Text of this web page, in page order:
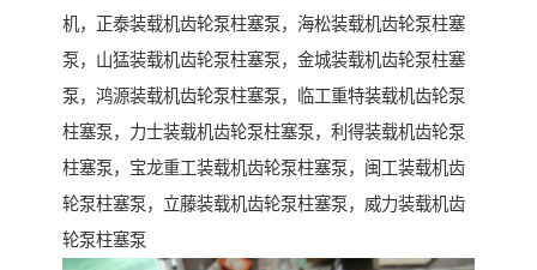
机，正泰装载机齿轮泵柱塞泵，海松装载机齿轮泵柱塞
泵，山猛装载机齿轮泵柱塞泵，金城装载机齿轮泵柱塞
泵，鸿源装载机齿轮泵柱塞泵，临工重特装载机齿轮泵
柱塞泵，力士装载机齿轮泵柱塞泵，利得装载机齿轮泵
柱塞泵，宝龙重工装载机齿轮泵柱塞泵，闽工装载机齿
轮泵柱塞泵，立藤装载机齿轮泵柱塞泵，威力装载机齿
轮泵柱塞泵